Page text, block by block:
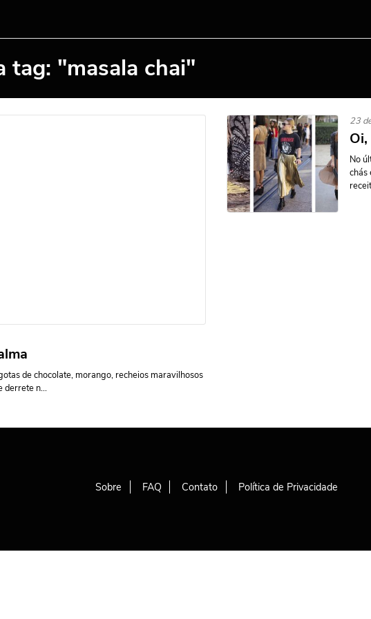
tag: "masala chai"
de chocolate, morango, recheios maravilhosos
derrete n...
23
No
chás
Sobre FAQ Contato Política de Privacidade